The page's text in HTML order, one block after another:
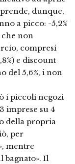
dunque,
a picco: -5,2%
che non
compresi
e discount
del 5,6%, i non
i piccoli negozi
imprese su 4
della propria
per
mentre
bagnato». Il